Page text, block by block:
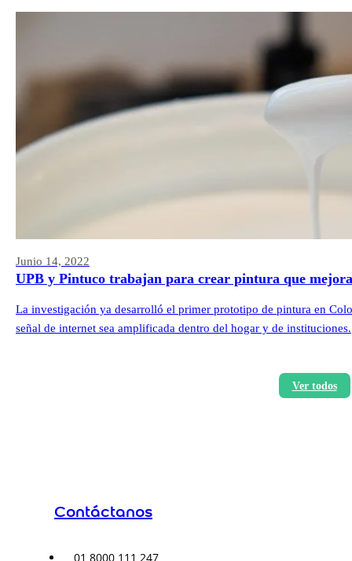
Junio 14, 2022
UPB y Pintuco trabajan para crear pintura que
La investigación ya desarrolló el primer prototipo de pintura en
señal de internet sea amplificada dentro del hogar y de instituciones.
Ver todos
Contáctanos
01 8000 111 247